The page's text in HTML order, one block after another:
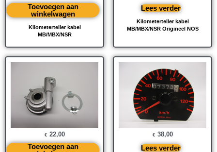
Kilometerteller kabel
MB/MBX/NSR
Toevoegen aan
winkelwagen
Kilometerteller kabel
MB/MBX/NSR Origineel NOS
Lees verder
€ 22,00
Toevoegen aan
€ 38,00
Lees verder